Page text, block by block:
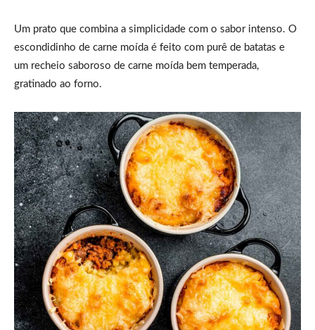
Um prato que combina a simplicidade com o sabor intenso. O
escondidinho de carne moída é feito com purê de batatas e
um recheio saboroso de carne moída bem temperada,
gratinado ao forno.